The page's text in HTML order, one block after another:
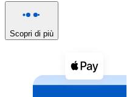
Vedi tutto
Buoni cripto
Acquista criptovalute
Scopri di più